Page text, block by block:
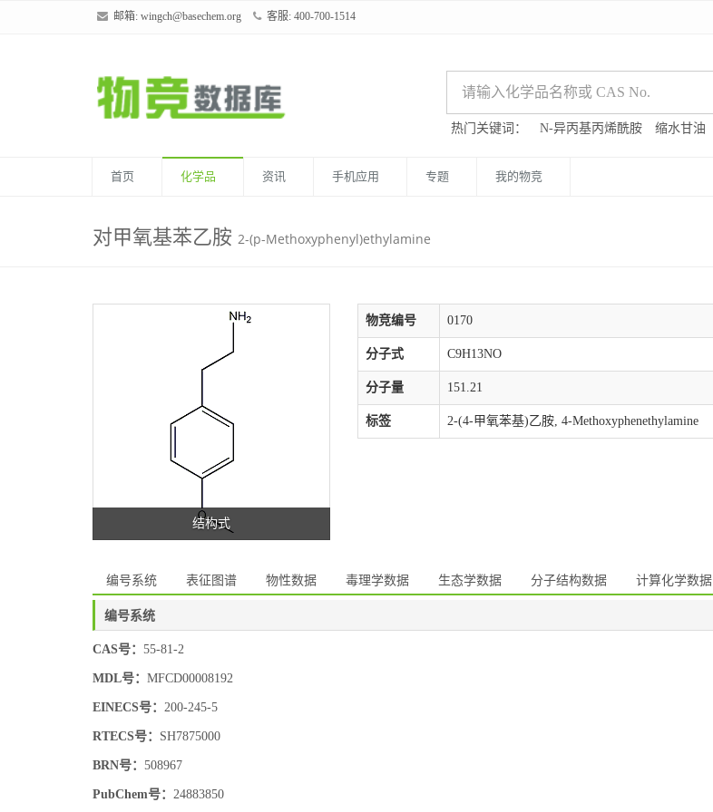
邮箱: wingch@basechem.org 客服: 400-700-1514
热门关键词： N-异丙基丙烯酰胺 缩水甘油
首页 化学品 资讯 手机应用 专题 我的物竞
对甲氧基苯乙胺 2-(p-Methoxyphenyl)ethylamine
结构式
物竞编号 0170
分子式 C9H13NO
分子量 151.21
标签 2-(4-甲氧苯基)乙胺, 4-Methoxyphenethylamine
编号系统 表征图谱 物性数据 毒理学数据 生态学数据 分子结构数据 计算化学数据
编号系统
CAS号： 55-81-2
MDL号： MFCD00008192
EINECS号： 200-245-5
RTECS号： SH7875000
BRN号： 508967
PubChem号： 24883850